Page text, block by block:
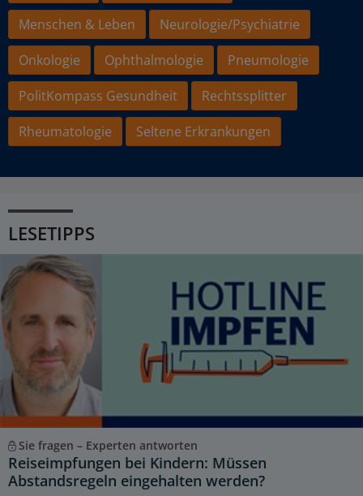
Menschen & Leben
Neurologie/Psychiatrie
Onkologie
Ophthalmologie
Pneumologie
PolitKompass Gesundheit
Rechtssplitter
Rheumatologie
Seltene Erkrankungen
LESETIPPS
Sie fragen – Experten antworten
Reiseimpfungen bei Kindern: Müssen
Abstandsregeln eingehalten werden?